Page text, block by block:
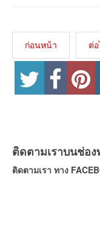
ก่อนหน้า ต่
ติดตามเราบนช่อ
ติดตามเรา ทาง